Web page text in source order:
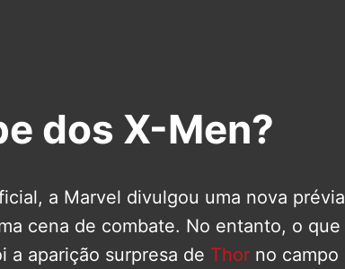
dos X-Men?
a Marvel divulgou uma nova prévia
cena de combate. No entanto, o que
a aparição surpresa de Thor no campo